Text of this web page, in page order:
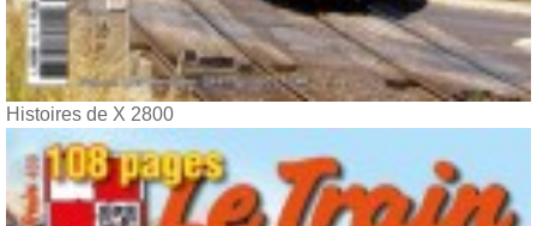
Histoires de X 2800